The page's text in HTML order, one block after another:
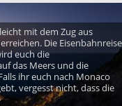
mit dem Zug aus
Die Eisenbahnreise
euch die
das Meers und die
ihr euch nach Monaco
vergesst nicht, dass die